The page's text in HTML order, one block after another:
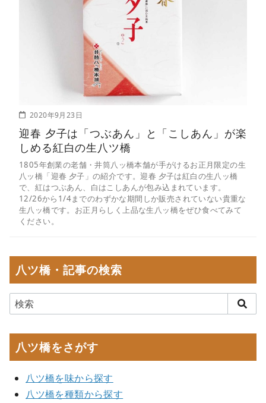
2020年9月23日
迎春 夕子は「つぶあん」と「こしあん」が楽
しめる紅白の生八ツ橋
1805年創業の老舗・井筒八ッ橋本舗が手がけるお正月限定の生
八ッ橋「迎春 夕子」の紹介です。迎春 夕子は紅白の生八ッ橋
で、紅はつぶあん、白はこしあんが包み込まれています。
12/26から1/4までのわずかな期間しか販売されていない貴重な
生八ッ橋です。お正月らしく上品な生八ッ橋をぜひ食べてみて
ください。
八ツ橋・記事の検索
八ツ橋をさがす
八ツ橋を味から探す
八ツ橋を種類から探す